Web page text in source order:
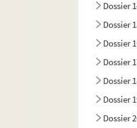
Dossier
Dossier
Dossier
Dossier
Dossier
Dossier
Dossier